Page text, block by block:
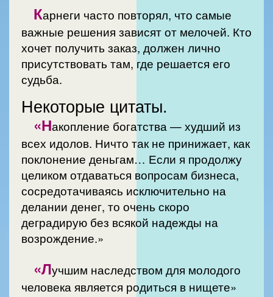
Карнеги часто повторял, что самые
важные решения зависят от мелочей. Кто
хочет получить заказ, должен лично
присутствовать там, где решается его
судьба.
Некоторые цитаты.
«Накопление богатства — худший из
всех идолов. Ничто так не принижает, как
поклонение деньгам… Если я продолжу
целиком отдаваться вопросам бизнеса,
сосредотачиваясь исключительно на
делании денег, то очень скоро
деградирую без всякой надежды на
возрождение.»
«Лучшим наследством для молодого
человека является родиться в нищете»